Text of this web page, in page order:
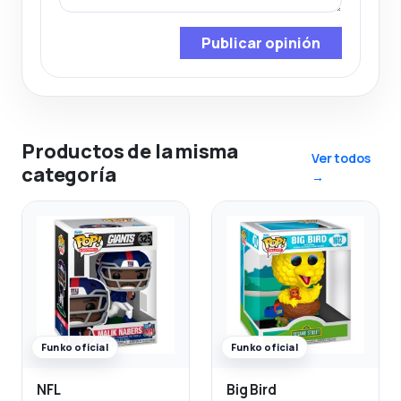
Publicar opinión
Productos de la misma
categoría
Ver todos
→
Funko oficial
NFL
Funko oficial
Big Bird